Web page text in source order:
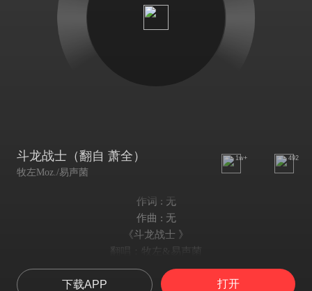
斗龙战士（翻自 萧全）
牧左Moz./易声菌
1w+ 492
作词 : 无
作曲 : 无
《斗龙战士 》
翻唱：牧左&易声菌
后期：夏衍
【牧左】
下载APP 打开